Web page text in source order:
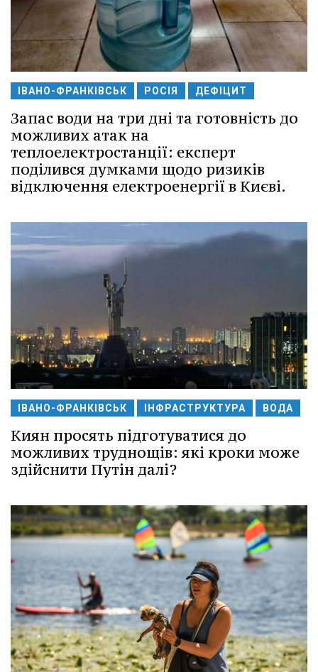
ІВАНО-ФРАНКІВСЬК РОСІЯ ДЕФІЦИТ
Запас води на три дні та готовність до
можливих атак на
теплоелектростанції: експерт
поділився думками щодо ризиків
відключення електроенергії в Києві.
ІВАНО-ФРАНКІВСЬК ІНФРАСТРУКТУРА ВОДА
Киян просять підготуватися до
можливих труднощів: які кроки може
здійснити Путін далі?